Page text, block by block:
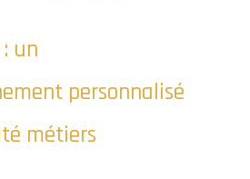
un
personnalisé
métiers